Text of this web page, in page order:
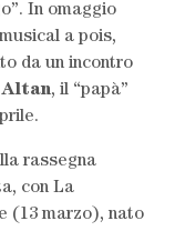
In omaggio
a pois,
da un incontro
Altan, il “papà”
rassegna
con La
(13 marzo), nato